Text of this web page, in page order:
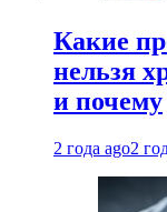
Какие
нельзя
и почему
2 года ago2